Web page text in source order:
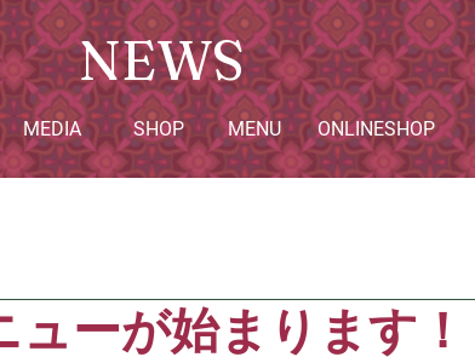
NEWS
MEDIA SHOP MENU ​ONLINESHOP
ーが始まります！